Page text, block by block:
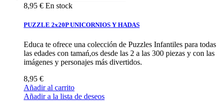
8,95 € En stock
PUZZLE 2x20P UNICORNIOS Y HADAS
Educa te ofrece una colección de Puzzles Infantiles para todas
las edades con tamań,os desde las 2 a las 300 piezas y con las
imágenes y personajes más divertidos.
8,95 €
Añadir al carrito
Añadir a la lista de deseos